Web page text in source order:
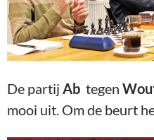
De partij Ab tegen
mooi uit. Om de beurt